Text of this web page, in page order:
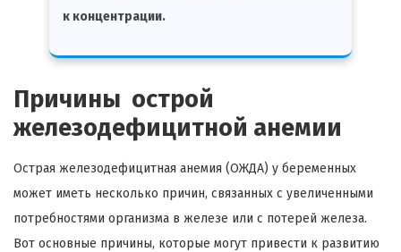
к концентрации.
Причины острой
железодефицитной анемии
Острая железодефицитная анемия (ОЖДА) у беременных
может иметь несколько причин, связанных с увеличенными
потребностями организма в железе или с потерей железа.
Вот основные причины, которые могут привести к развитию